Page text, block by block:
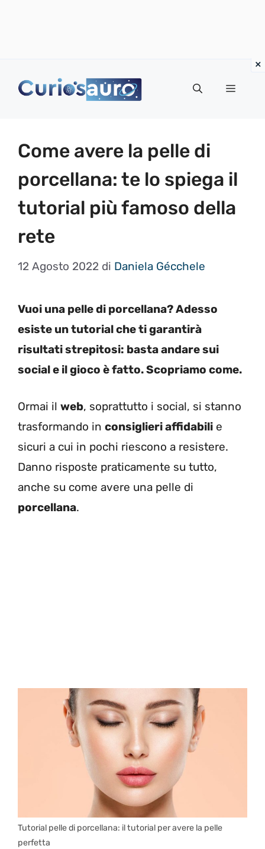
Menu
Come avere la pelle di
porcellana: te lo spiega il
tutorial più famoso della
rete
12 Agosto 2022 di Daniela Gécchele
Vuoi una pelle di porcellana? Adesso
esiste un tutorial che ti garantirà
risultati strepitosi: basta andare sui
social e il gioco è fatto. Scopriamo come.
Ormai il web, soprattutto i social, si stanno
trasformando in consiglieri affidabili e
sicuri a cui in pochi riescono a resistere.
Danno risposte praticamente su tutto,
anche su come avere una pelle di
porcellana.
Tutorial pelle di porcellana: il tutorial per avere la pelle
perfetta